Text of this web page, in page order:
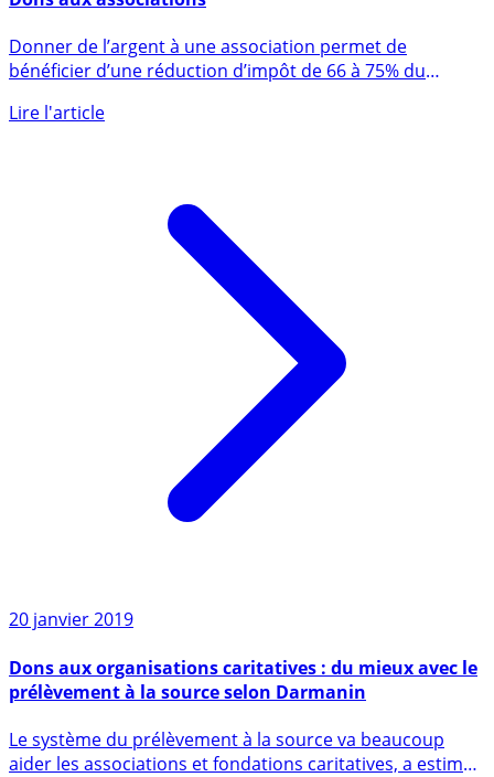
Donner de l’argent à une association permet de
bénéficier d’une réduction d’impôt de 66 à 75% du
Lire l'article
20 janvier 2019
Dons aux organisations caritatives : du mieux avec le
prélèvement à la source selon Darmanin
Le système du prélèvement à la source va beaucoup
aider les associations et fondations caritatives, a estimé